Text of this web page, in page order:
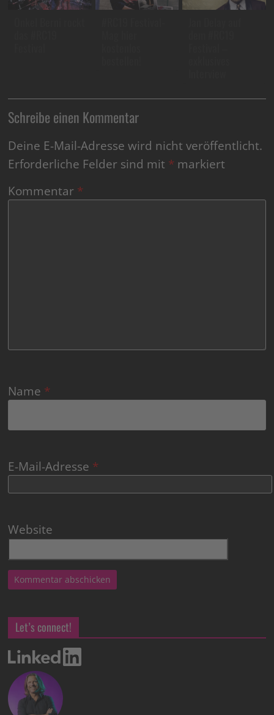
Schreibe einen Kommentar
Deine E-Mail-Adresse wird nicht veröffentlicht.
Erforderliche Felder sind mit * markiert
Kommentar *
Name *
E-Mail-Adresse *
Website
Let’s connect!